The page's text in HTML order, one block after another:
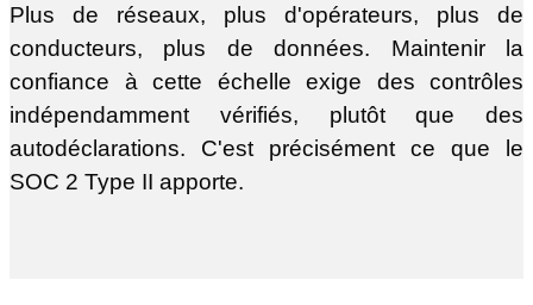
Plus de réseaux, plus d'opérateurs, plus de
conducteurs, plus de données. Maintenir la
confiance à cette échelle exige des contrôles
indépendamment vérifiés, plutôt que des
autodéclarations. C'est précisément ce que le
SOC 2 Type II apporte.